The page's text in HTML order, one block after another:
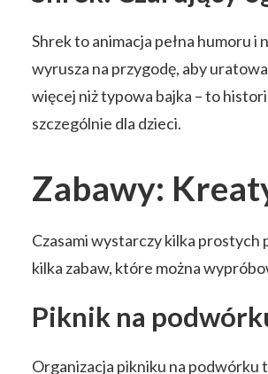
Shrek to animacja pełna humoru
wyrusza na przygodę, aby
więcej niż typowa bajka – to
szczególnie dla dzieci.
Zabawy:
Czasami wystarczy kilka prostych
kilka zabaw, które można
Piknik na
Organizacja pikniku na podwórku